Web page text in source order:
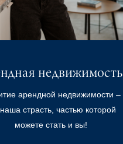
недвижимость
арендной недвижимости –
страсть, частью которой
можете стать и вы!